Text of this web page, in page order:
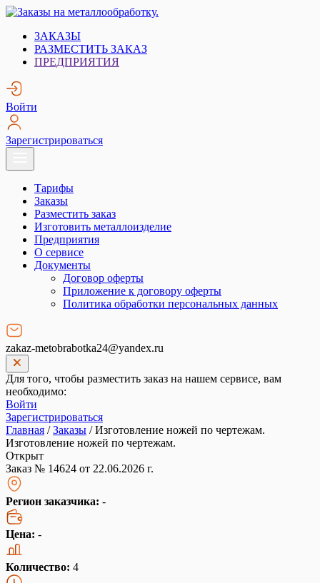
Skip
content
Заказы на металлообработку.
Металлообработка. Открытые заказы на металлообработку.
ЗАКАЗЫ
РАЗМЕСТИТЬ ЗАКАЗ
ПРЕДПРИЯТИЯ
Войти
Зарегистрироваться
Тарифы
Заказы
Разместить заказ
Изготовить металлоизделие
Предприятия
О сервисе
Документы
Договор оферты
Приложение к договору оферты
Политика обработки персональных данных
zakaz-metobrabotka24@yandex.ru
Для того, чтобы разместить заказ на нашем сервисе, вам
необходимо:
Войти
Зарегистрироваться
Главная /Заказы /Изготовление ножей по чертежам.
Изготовление ножей по чертежам.
Открыт
Заказ № 14624 от 22.06.2026 г.
Регион заказчика: -
Цена: -
Количество: 4